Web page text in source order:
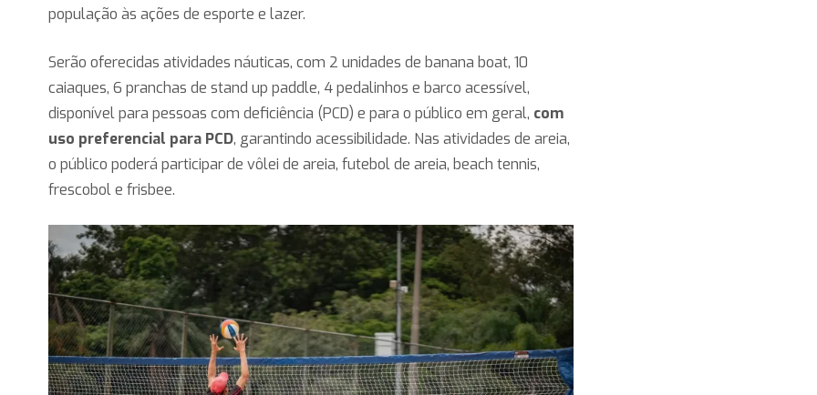
população às ações de esporte e lazer.
Serão oferecidas atividades náuticas, com 2 unidades de banana boat, 10
caiaques, 6 pranchas de stand up paddle, 4 pedalinhos e barco acessível,
disponível para pessoas com deficiência (PCD) e para o público em geral, com
uso preferencial para PCD, garantindo acessibilidade. Nas atividades de areia,
o público poderá participar de vôlei de areia, futebol de areia, beach tennis,
frescobol e frisbee.